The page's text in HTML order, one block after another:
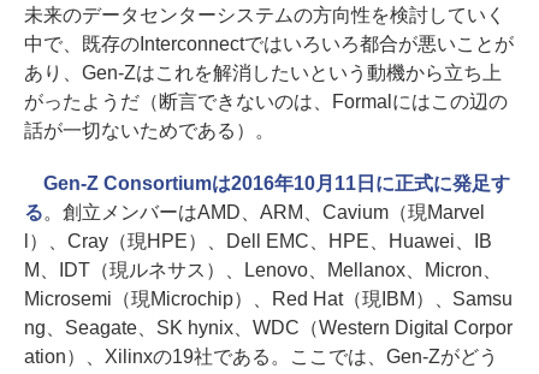
未来のデータセンターシステムの方向性を検討していく
中で、既存のInterconnectではいろいろ都合が悪いことが
あり、Gen-Zはこれを解消したいという動機から立ち上
がったようだ（断言できないのは、Formalにはこの辺の
話が一切ないためである）。
Gen-Z Consortiumは2016年10月11日に正式に発足す
る。創立メンバーはAMD、ARM、Cavium（現Marvel
l）、Cray（現HPE）、Dell EMC、HPE、Huawei、IB
M、IDT（現ルネサス）、Lenovo、Mellanox、Micron、
Microsemi（現Microchip）、Red Hat（現IBM）、Samsu
ng、Seagate、SK hynix、WDC（Western Digital Corpor
ation）、Xilinxの19社である。ここでは、Gen-Zがどう